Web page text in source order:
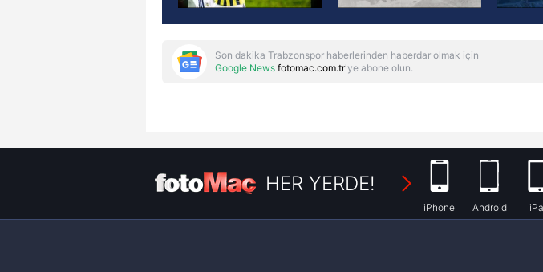
Son dakika Trabzonspor haberlerinden haberdar olmak için
Google News fotomac.com.tr'ye abone olun.
HER YERDE!
iPhone Android